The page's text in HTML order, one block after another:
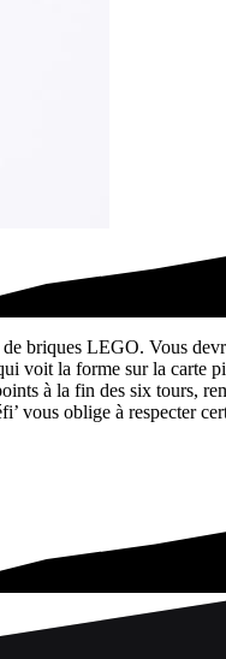
briques LEGO. Vous
voit la forme sur la carte
à la fin des six tours,
vous oblige à respecter